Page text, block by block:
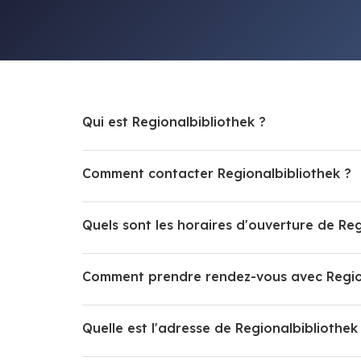
Qui est Regionalbibliothek ?
Comment contacter Regionalbibliothek ?
Quels sont les horaires d'ouverture de
Comment prendre rendez-vous avec
Quelle est l'adresse de Regionalbibliothek